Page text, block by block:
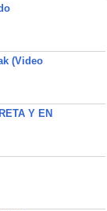
(Video
Y EN